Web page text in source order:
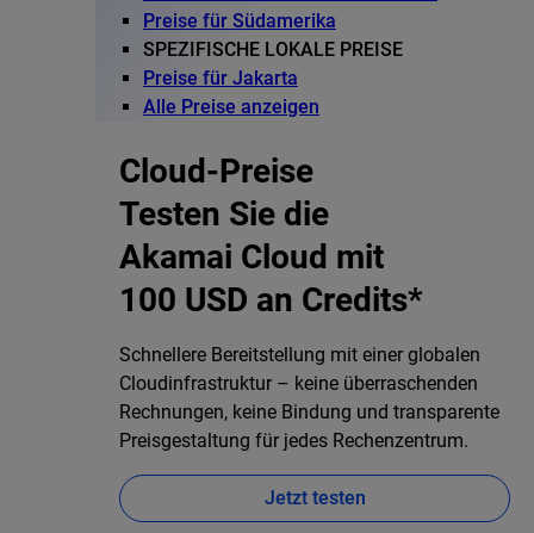
Preise für Südamerika
SPEZIFISCHE LOKALE PREISE
Preise für Jakarta
Alle Preise anzeigen
Cloud-Preise
Testen Sie die
Akamai Cloud mit
100 USD an Credits*
Schnellere Bereitstellung mit einer globalen
Cloudinfrastruktur – keine überraschenden
Rechnungen, keine Bindung und transparente
Preisgestaltung für jedes Rechenzentrum.
Jetzt testen